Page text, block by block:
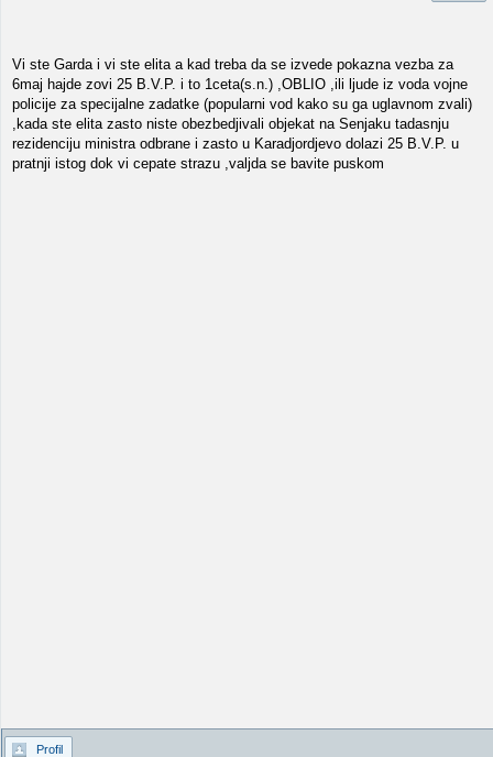
Vi ste Garda i vi ste elita a kad treba da se izvede pokazna vezba za
6maj hajde zovi 25 B.V.P. i to 1ceta(s.n.) ,OBLIO ,ili ljude iz voda vojne
policije za specijalne zadatke (popularni vod kako su ga uglavnom zvali)
,kada ste elita zasto niste obezbedjivali objekat na Senjaku tadasnju
rezidenciju ministra odbrane i zasto u Karadjordjevo dolazi 25 B.V.P. u
pratnji istog dok vi cepate strazu ,valjda se bavite puskom
Profil